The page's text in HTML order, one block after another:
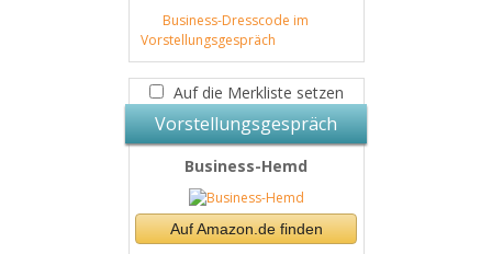
Business-Dresscode im
Vorstellungsgespräch
Auf die Merkliste setzen
Vorstellungsgespräch
Business-Hemd
Auf Amazon.de finden